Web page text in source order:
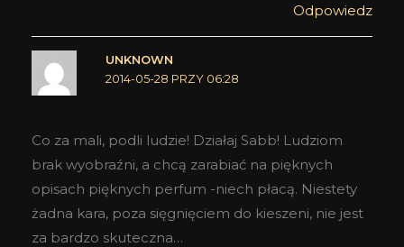
Odpowiedz
UNKNOWN
2014-05-28 PRZY 06:28
Co za mali, podli ludzie! Działaj Sabb! Ludziom
brak wyobraźni, a chcą zarabiać na pięknych
opisach pięknych perfum -niech płacą. Niestety
żadna kara, poza sięgnięciem do kieszeni, nie jest
za bardzo skuteczna…